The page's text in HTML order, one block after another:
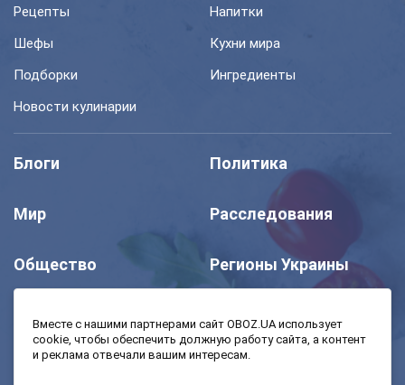
Рецепты
Напитки
Шефы
Кухни мира
Подборки
Ингредиенты
Новости кулинарии
Блоги Политика
Мир Расследования
Общество Регионы Украины
Моя школа Авто
Вместе с нашими партнерами сайт OBOZ.UA использует
cookie, чтобы обеспечить должную работу сайта, а контент
и реклама отвечали вашим интересам.